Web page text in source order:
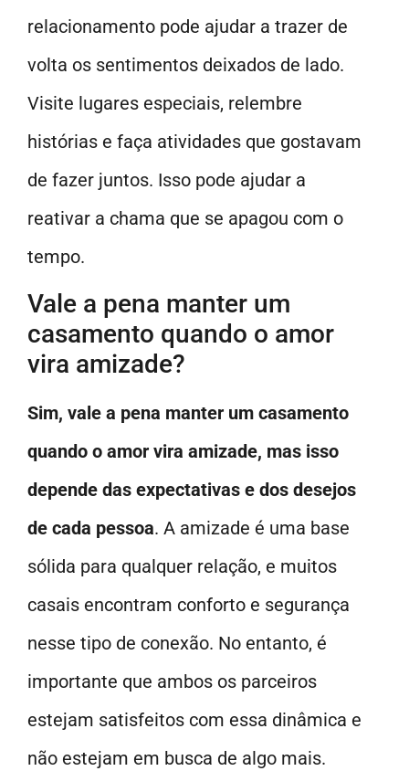
relacionamento pode ajudar a trazer de
volta os sentimentos deixados de lado.
Visite lugares especiais, relembre
histórias e faça atividades que gostavam
de fazer juntos. Isso pode ajudar a
reativar a chama que se apagou com o
tempo.
Vale a pena manter um
casamento quando o amor
vira amizade?
Sim, vale a pena manter um casamento
quando o amor vira amizade, mas isso
depende das expectativas e dos desejos
de cada pessoa. A amizade é uma base
sólida para qualquer relação, e muitos
casais encontram conforto e segurança
nesse tipo de conexão. No entanto, é
importante que ambos os parceiros
estejam satisfeitos com essa dinâmica e
não estejam em busca de algo mais.